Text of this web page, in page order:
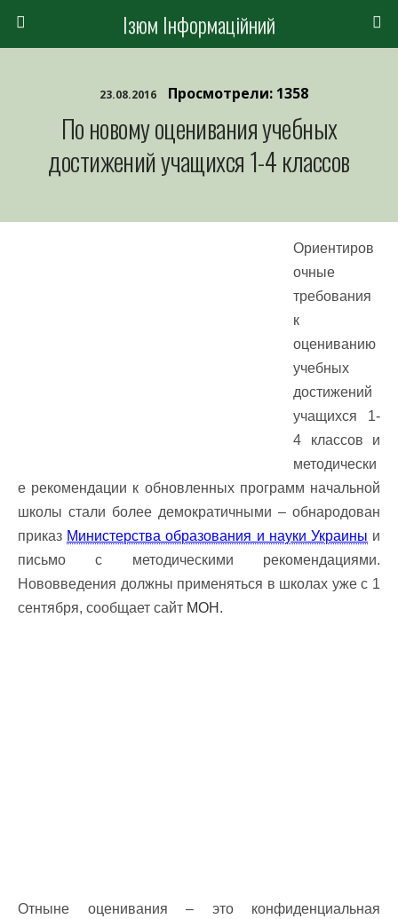
Ізюм Інформаційний
23.08.2016 Просмотрели: 1358
По новому оценивания учебных
достижений учащихся 1-4 классов
Ориентиров
очные
требования
к
оцениванию
учебных
достижений
учащихся 1-
4 классов и
методически
е рекомендации к обновленных программ начальной
школы стали более демократичными – обнародован
приказ Министерства образования и науки Украины и
письмо с методическими рекомендациями.
Нововведения должны применяться в школах уже с 1
сентября, сообщает сайт МОН .
Отныне оценивания – это конфиденциальная